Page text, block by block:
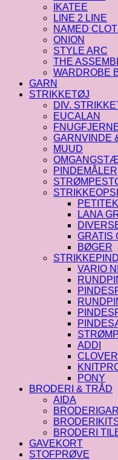
IKATEE
LINE 2 LINE
NAMED
ONION
STYLE ARC
THE
WARDROBE
GARN
STRIKKETØJ
DIV.
EUCALAN
GARNVINDE
MUUD
PINDEMÅLER
LANA
GRATIS
BØGER
VARIO
ADDI
CLOVER
PONY
BRODERI & TRÅD
AIDA
BRODERI
GAVEKORT
STOFPRØVE